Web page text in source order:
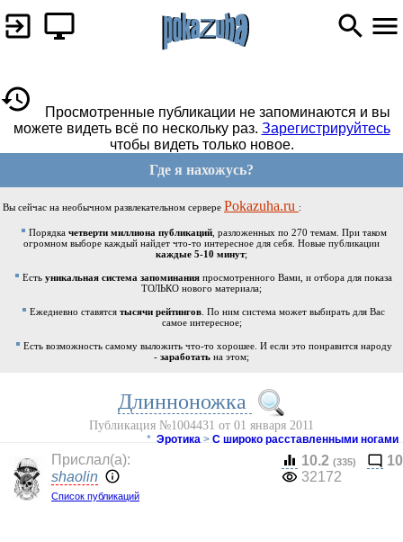
Просмотренные публикации не запоминаются и вы
можете видеть всё по нескольку раз. Зарегистрируйтесь
чтобы видеть только новое.
Где я нахожусь?
Вы сейчас на необычном развлекательном сервере Pokazuha.ru :
Порядка четверти миллиона публикаций, разложенных по 270 темам. При таком
огромном выборе каждый найдет что-то интересное для себя. Новые публикации
каждые 5-10 минут;
Есть уникальная система запоминания просмотренного Вами, и отбора для показа
ТОЛЬКО нового материала;
Ежедневно ставятся тысячи рейтингов . По ним система может выбирать для Вас
самое интересное;
Есть возможность самому выложить что-то хорошее. И если это понравится народу
- заработать на этом;
Длинноножка
Публикация №1004431 от 01 января 2011
* Эротика > С широко расставленными ногами
Прислал(a):
shaolin
Список публикаций
10.2 (335)
10
32172